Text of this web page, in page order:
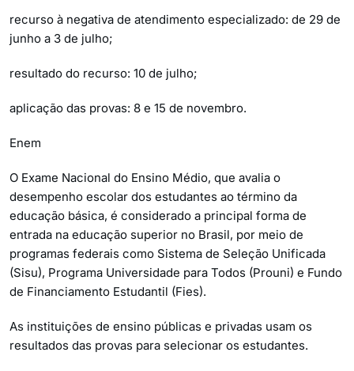
recurso à negativa de atendimento especializado: de 29 de
junho a 3 de julho;
resultado do recurso: 10 de julho;
aplicação das provas: 8 e 15 de novembro.
Enem
O Exame Nacional do Ensino Médio, que avalia o
desempenho escolar dos estudantes ao término da
educação básica, é considerado a principal forma de
entrada na educação superior no Brasil, por meio de
programas federais como Sistema de Seleção Unificada
(Sisu), Programa Universidade para Todos (Prouni) e Fundo
de Financiamento Estudantil (Fies).
As instituições de ensino públicas e privadas usam os
resultados das provas para selecionar os estudantes.